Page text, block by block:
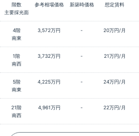
階数 参考相場価格 新築時価格 想定賃料
主要採光面
4階 3,572万円 - 20万円/月
南東
1階 3,732万円 - 21万円/月
南西
5階 4,225万円 - 24万円/月
南東
21階 4,961万円 - 22万円/月
南西